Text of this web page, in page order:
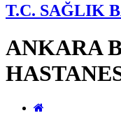
T.C. SAĞLIK
ANKARA